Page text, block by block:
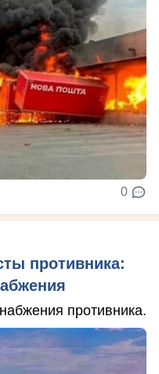
0
противника:
противника.